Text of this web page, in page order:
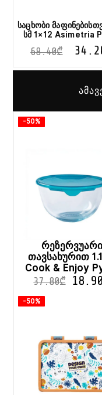
საცხობი
სმ 1×12 Asimetria
68.40₾
-50%
რეზერვუარი
თავსახურით
Cook & Enjoy
37.80₾ 18.90
-50%